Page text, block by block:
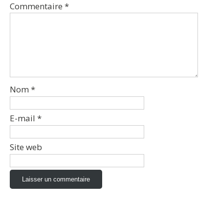
Commentaire *
Nom *
E-mail *
Site web